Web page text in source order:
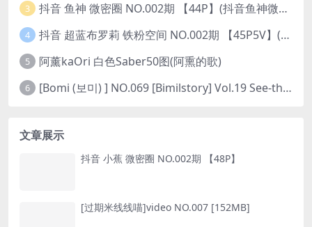
3 抖音 鱼神 微密圈 NO.002期 【44P】(抖音鱼神微密猫)
4 抖音 超蓝布罗莉 铁粉空间 NO.002期 【45P5V】(抖音超蓝布罗利是真的吗)
5 阿薰kaOri 白色Saber50图(阿熏的歌)
6 [Bomi (보미) ] NO.069 [Bimilstory] Vol.19 See-through lingerie
文章展示
抖音 小蕉 微密圈 NO.002期 【48P】
[过期米线线喵]video NO.007 [152MB]